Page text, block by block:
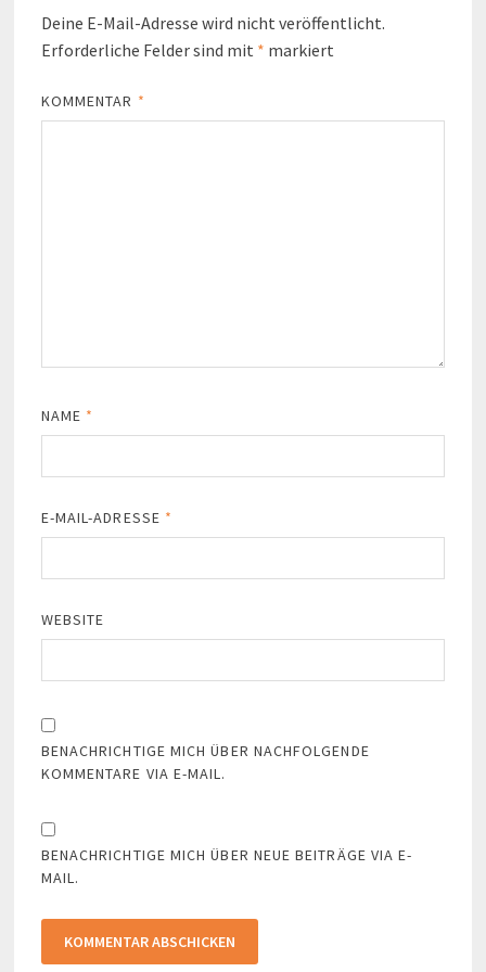
Deine E-Mail-Adresse wird nicht veröffentlicht.
Erforderliche Felder sind mit * markiert
KOMMENTAR *
NAME *
E-MAIL-ADRESSE *
WEBSITE
BENACHRICHTIGE MICH ÜBER NACHFOLGENDE
KOMMENTARE VIA E-MAIL.
BENACHRICHTIGE MICH ÜBER NEUE BEITRÄGE VIA E-
MAIL.